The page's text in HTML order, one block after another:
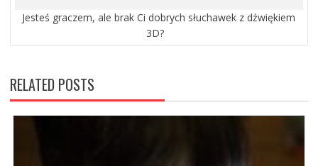
Jesteś graczem, ale brak Ci dobrych słuchawek z dźwiękiem
3D?
RELATED POSTS